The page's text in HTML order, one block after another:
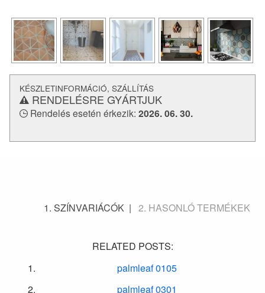
KÉSZLETINFORMÁCIÓ, SZÁLLÍTÁS
RENDELÉSRE GYÁRTJUK
Rendelés esetén érkezik: 2026. 06. 30.
SZÍNVARIÁCÓK HASONLÓ TERMÉKEK
RELATED POSTS:
palmleaf 0105
palmleaf 0301